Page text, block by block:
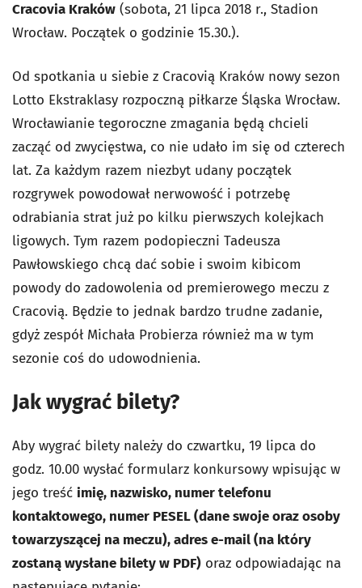
Cracovia Kraków (sobota, 21 lipca 2018 r., Stadion
Wrocław. Początek o godzinie 15.30.).
Od spotkania u siebie z Cracovią Kraków nowy sezon
Lotto Ekstraklasy rozpoczną piłkarze Śląska Wrocław.
Wrocławianie tegoroczne zmagania będą chcieli
zacząć od zwycięstwa, co nie udało im się od czterech
lat. Za każdym razem niezbyt udany początek
rozgrywek powodował nerwowość i potrzebę
odrabiania strat już po kilku pierwszych kolejkach
ligowych. Tym razem podopieczni Tadeusza
Pawłowskiego chcą dać sobie i swoim kibicom
powody do zadowolenia od premierowego meczu z
Cracovią. Będzie to jednak bardzo trudne zadanie,
gdyż zespół Michała Probierza również ma w tym
sezonie coś do udowodnienia.
Jak wygrać bilety?
Aby wygrać bilety należy do czwartku, 19 lipca do
godz. 10.00 wysłać formularz konkursowy wpisując w
jego treść imię, nazwisko, numer telefonu
kontaktowego, numer PESEL (dane swoje oraz osoby
towarzyszącej na meczu), adres e-mail (na który
zostaną wysłane bilety w PDF) oraz odpowiadając na